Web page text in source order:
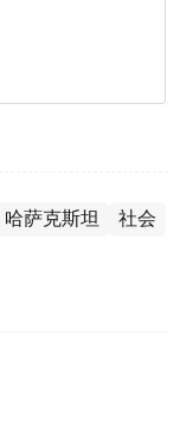
哈萨克斯坦 社会